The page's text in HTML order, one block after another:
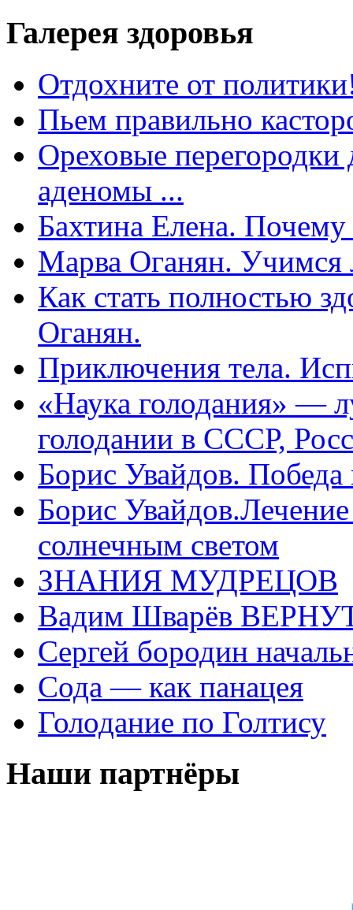
Галерея здоровья
Отдохните от
Пьем правильно
Ореховые перегородки
аденомы ...
Бахтина Елена.
Марва Оганян. Учимся
Как стать полностью
Оганян.
Приключения тела.
«Наука голодания» —
голодании в СССР,
Борис Увайдов.
Борис
солнечным светом
ЗНАНИЯ МУДРЕЦОВ
Вадим Шварёв
Сергей бородин
Сода — как панацея
Голодание по Голтису
Наши партнёры